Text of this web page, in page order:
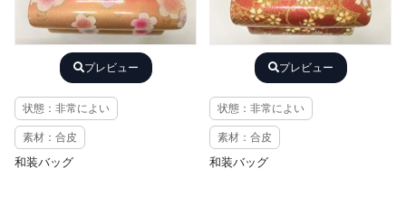
プレビュー
状態：非常によい
素材：合皮
和装バッグ
プレビュー
状態：非常によい
素材：合皮
和装バッグ